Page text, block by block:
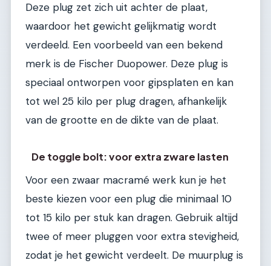
Deze plug zet zich uit achter de plaat,
waardoor het gewicht gelijkmatig wordt
verdeeld. Een voorbeeld van een bekend
merk is de Fischer Duopower. Deze plug is
speciaal ontworpen voor gipsplaten en kan
tot wel 25 kilo per plug dragen, afhankelijk
van de grootte en de dikte van de plaat.
De toggle bolt: voor extra zware lasten
Voor een zwaar macramé werk kun je het
beste kiezen voor een plug die minimaal 10
tot 15 kilo per stuk kan dragen. Gebruik altijd
twee of meer pluggen voor extra stevigheid,
zodat je het gewicht verdeelt. De muurplug is